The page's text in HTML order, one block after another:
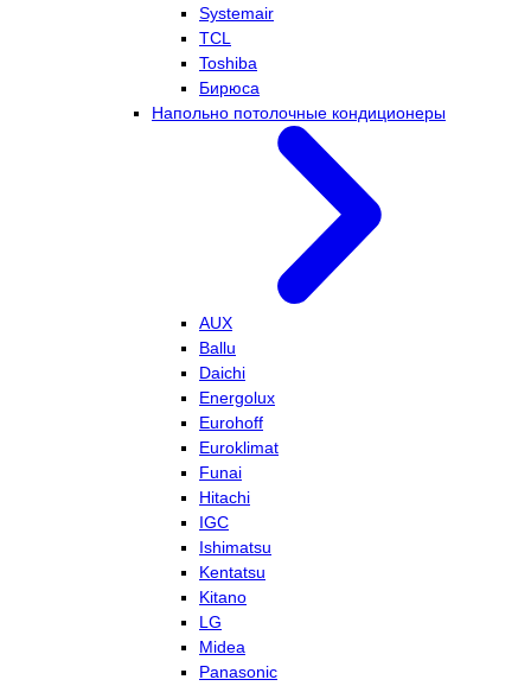
Systemair
TCL
Toshiba
Бирюса
Напольно потолочные кондиционеры
AUX
Ballu
Daichi
Energolux
Eurohoff
Euroklimat
Funai
Hitachi
IGC
Ishimatsu
Kentatsu
Kitano
LG
Midea
Panasonic